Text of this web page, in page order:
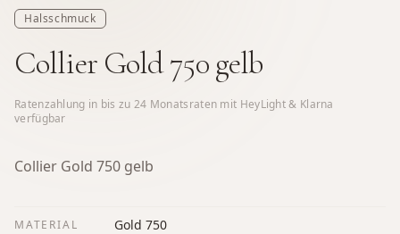
Halsschmuck
Collier Gold 750 gelb
Ratenzahlung in bis zu 24 Monatsraten mit HeyLight & Klarna
verfügbar
Collier Gold 750 gelb
MATERIAL Gold 750